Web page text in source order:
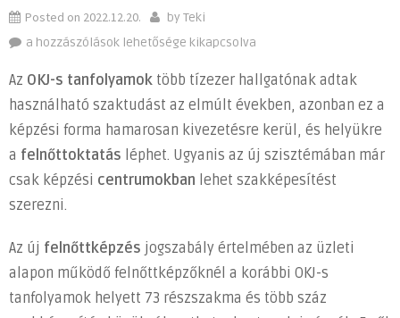
Posted on 2022.12.20. byTeki
Kompetencia
képzésekkel,
élethosszig
bejegyzéshez
a hozzászólások lehetősége kikapcsolva
Az OKJ-s tanfolyamok több tízezer hallgatónak adtak
használható szaktudást az elmúlt években, azonban ez a
képzési forma hamarosan kivezetésre kerül, és helyükre
a felnőttoktatás léphet. Ugyanis az új szisztémában már
csak képzési centrumokban lehet szakképesítést
szerezni.
Az új felnőttképzés jogszabály értelmében az üzleti
alapon működő felnőttképzőknél a korábbi OKJ-s
tanfolyamok helyett 73 részszakma és több száz